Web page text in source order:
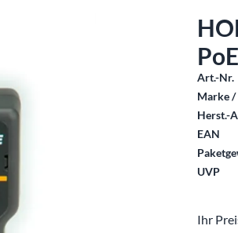
Art.-Nr.
Marke
Herst.-
EAN
UVP
Ihr